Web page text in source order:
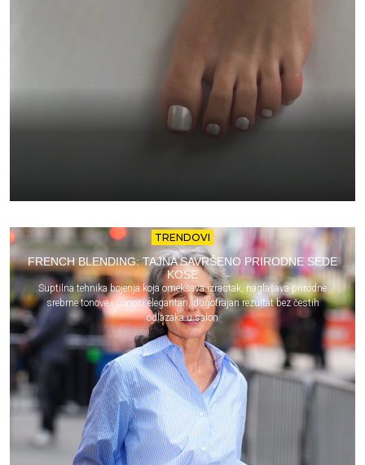
TRENDOVI
FRENCH BLENDING: TAJNA SAVRŠENO PRIRODNE SEDE
KOSE
Suptilna tehnika bojenja koja omekšava izrastak, naglašava prirodne
srebrne tonove i donosi elegantan, dugotrajan rezultat bez čestih
odlazaka u salon